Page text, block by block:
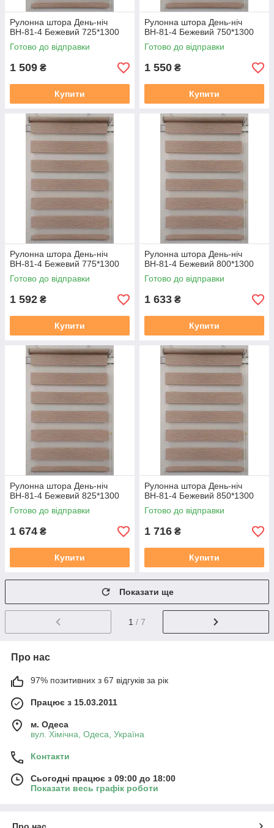
Рулонна штора День-ніч
ВН-81-4 Бежевий 725*1300
Готово до відправки
1 509 ₴
Купити
Рулонна штора День-ніч
ВН-81-4 Бежевий 750*1300
Готово до відправки
1 550 ₴
Купити
Рулонна штора День-ніч
ВН-81-4 Бежевий 775*1300
Готово до відправки
1 592 ₴
Купити
Рулонна штора День-ніч
ВН-81-4 Бежевий 800*1300
Готово до відправки
1 633 ₴
Купити
Рулонна штора День-ніч
ВН-81-4 Бежевий 825*1300
Готово до відправки
1 674 ₴
Купити
Рулонна штора День-ніч
ВН-81-4 Бежевий 850*1300
Готово до відправки
1 716 ₴
Купити
Показати ще
1 / 7
Про нас
97% позитивних з 67 відгуків за рік
Працює з 15.03.2011
м. Одеса
вул. Хiмiчна, Одеса, Україна
Контакти
Сьогодні працює з 09:00 до 18:00
Показати весь графік роботи